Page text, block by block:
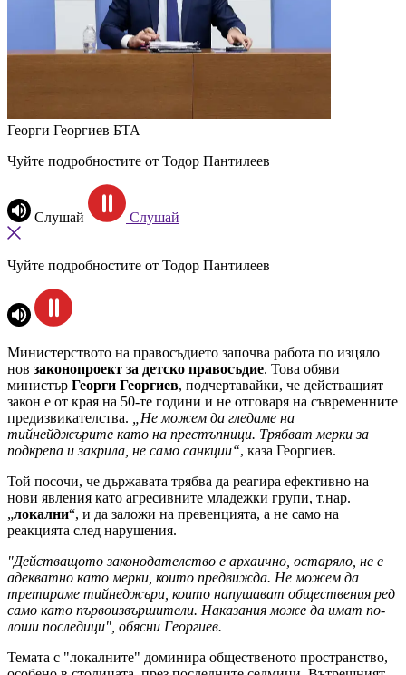
Георги Георгиев БТА
Чуйте подробностите от Тодор Пантилеев
Слушай Слушай
Чуйте подробностите от Тодор Пантилеев
Министерството на правосъдието започва работа по изцяло
нов законопроект за детско правосъдие. Това обяви
министър Георги Георгиев, подчертавайки, че действащият
закон е от края на 50-те години и не отговаря на съвременните
предизвикателства.
„Не можем да гледаме на
тийнейджърите като на престъпници. Трябват мерки за
подкрепа и закрила, не само санкции“, каза Георгиев.
Той посочи, че държавата трябва да реагира ефективно на
нови явления като агресивните младежки групи, т.нар.
„локални“, и да заложи на превенцията, а не само на
реакцията след нарушения.
"Действащото законодателство е архаично, остаряло, не е
адекватно като мерки, които предвижда. Не можем да
третираме тийнеджъри, които напушават обществения ред
само като първоизвършители. Наказания може да имат по-
лоши последици", обясни Георгиев.
Темата с "локалните" доминира общественото пространство,